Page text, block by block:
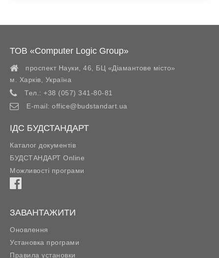
ТОВ «Computer Logic Group»
проспект Науки, 46, БЦ «Діамантове місто»
м. Харків
Україна
Тел.: +38 (057) 341-80-81
E-mail: office@budstandart.ua
ІДС БУДСТАНДАРТ
Каталог документів
БУДСТАНДАРТ Online
Можливості програми
ЗАВАНТАЖИТИ
Оновлення
Установка програми
Правила установки